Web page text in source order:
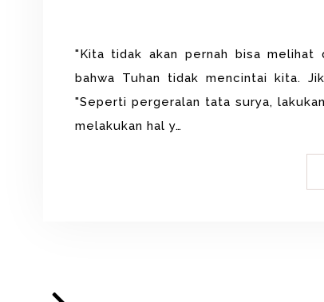
"Kita tidak akan pernah bisa melihat
bahwa Tuhan tidak mencintai kita.
"Seperti pergeralan tata surya,
melakukan hal y…